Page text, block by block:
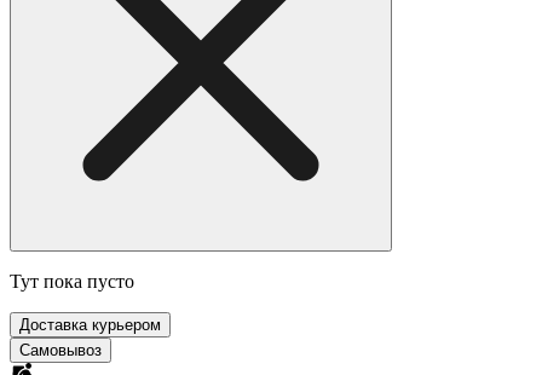
Тут пока пусто
Доставка курьером
Самовывоз